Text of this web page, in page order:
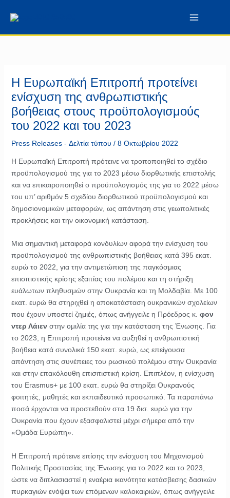
περιεχόμενο
στο
Η Ευρωπαϊκή Επιτροπή προτείνει
ενίσχυση της ανθρωπιστικής
βοήθειας στους προϋπολογισμούς
του 2022 και του 2023
Press Releases - Δελτία τύπου / 8 Οκτωβρίου 2022
Η Ευρωπαϊκή Επιτροπή πρότεινε να τροποποιηθεί το σχέδιο
προϋπολογισμού της για το 2023 μέσω διορθωτικής επιστολής
και να επικαιροποιηθεί ο προϋπολογισμός της για το 2022 μέσω
του υπ’ αριθμόν 5 σχεδίου διορθωτικού προϋπολογισμού και
δημοσιονομικών μεταφορών, ως απάντηση στις γεωπολιτικές
προκλήσεις και την οικονομική κατάσταση.
Μια σημαντική μεταφορά κονδυλίων αφορά την ενίσχυση του
προϋπολογισμού της ανθρωπιστικής βοήθειας κατά 395 εκατ.
ευρώ το 2022, για την αντιμετώπιση της παγκόσμιας
επισιτιστικής κρίσης εξαιτίας του πολέμου και τη στήριξη
ευάλωτων πληθυσμών στην Ουκρανία και τη Μολδαβία. Με 100
εκατ. ευρώ θα στηριχθεί η αποκατάσταση ουκρανικών σχολείων
που έχουν υποστεί ζημιές, όπως ανήγγειλε η Πρόεδρος κ. φον
ντερ Λάιεν στην ομιλία της για την κατάσταση της Ένωσης. Για
το 2023, η Επιτροπή προτείνει να αυξηθεί η ανθρωπιστική
βοήθεια κατά συνολικά 150 εκατ. ευρώ, ως επείγουσα
απάντηση στις συνέπειες του ρωσικού πολέμου στην Ουκρανία
και στην επακόλουθη επισιτιστική κρίση. Επιπλέον, η ενίσχυση
του Erasmus+ με 100 εκατ. ευρώ θα στηρίξει Ουκρανούς
φοιτητές, μαθητές και εκπαιδευτικό προσωπικό. Τα παραπάνω
ποσά έρχονται να προστεθούν στα 19 δισ. ευρώ για την
Ουκρανία που έχουν εξασφαλιστεί μέχρι σήμερα από την
«Ομάδα Ευρώπη».
Η Επιτροπή πρότεινε επίσης την ενίσχυση του Μηχανισμού
Πολιτικής Προστασίας της Ένωσης για το 2022 και το 2023,
ώστε να διπλασιαστεί η εναέρια ικανότητα κατάσβεσης δασικών
πυρκαγιών ενόψει των επόμενων καλοκαιριών, όπως ανήγγειλε